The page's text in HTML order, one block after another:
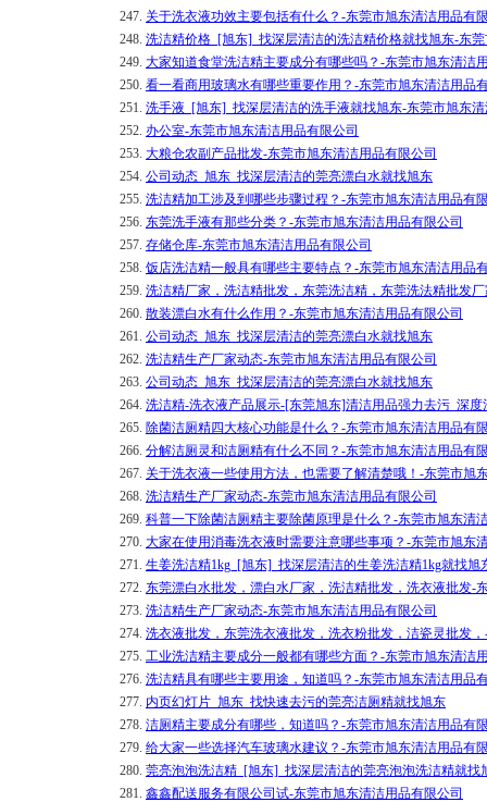
247. 关于洗衣液功效主要包括有什么？-东莞市旭东清洁用品有
248. 洗洁精价格_[旭东]_找深层清洁的洗洁精价格就找旭东-东
249. 大家知道食堂洗洁精主要成分有哪些吗？-东莞市旭东清洁
250. 看一看商用玻璃水有哪些重要作用？-东莞市旭东清洁用品
251. 洗手液_[旭东]_找深层清洁的洗手液就找旭东-东莞市旭东
252. 办公室-东莞市旭东清洁用品有限公司
253. 大粮仓农副产品批发-东莞市旭东清洁用品有限公司
254. 公司动态_旭东_找深层清洁的莞亮漂白水就找旭东
255. 洗洁精加工涉及到哪些步骤过程？-东莞市旭东清洁用品有
256. 东莞洗手液有那些分类？-东莞市旭东清洁用品有限公司
257. 存储仓库-东莞市旭东清洁用品有限公司
258. 饭店洗洁精一般具有哪些主要特点？-东莞市旭东清洁用品
259. 洗洁精厂家，洗洁精批发，东莞洗洁精，东莞洗法精批发
260. 散装漂白水有什么作用？-东莞市旭东清洁用品有限公司
261. 公司动态_旭东_找深层清洁的莞亮漂白水就找旭东
262. 洗洁精生产厂家动态-东莞市旭东清洁用品有限公司
263. 公司动态_旭东_找深层清洁的莞亮漂白水就找旭东
264. 洗洁精-洗衣液产品展示-[东莞旭东]清洁用品强力去污_深度
265. 除菌洁厕精四大核心功能是什么？-东莞市旭东清洁用品有
266. 分解洁厕灵和洁厕精有什么不同？-东莞市旭东清洁用品有
267. 关于洗衣液一些使用方法，也需要了解清楚哦！-东莞市旭
268. 洗洁精生产厂家动态-东莞市旭东清洁用品有限公司
269. 科普一下除菌洁厕精主要除菌原理是什么？-东莞市旭东清
270. 大家在使用消毒洗衣液时需要注意哪些事项？-东莞市旭东
271. 生姜洗洁精1kg_[旭东]_找深层清洁的生姜洗洁精1kg就找
272. 东莞漂白水批发，漂白水厂家，洗洁精批发，洗衣液批发-
273. 洗洁精生产厂家动态-东莞市旭东清洁用品有限公司
274. 洗衣液批发，东莞洗衣液批发，洗衣粉批发，洁瓷灵批发
275. 工业洗洁精主要成分一般都有哪些方面？-东莞市旭东清洁
276. 洗洁精具有哪些主要用途，知道吗？-东莞市旭东清洁用品
277. 内页幻灯片_旭东_找快速去污的莞亮洁厕精就找旭东
278. 洁厕精主要成分有哪些，知道吗？-东莞市旭东清洁用品有
279. 给大家一些选择汽车玻璃水建议？-东莞市旭东清洁用品有
280. 莞亮泡泡洗洁精_[旭东]_找深层清洁的莞亮泡泡洗洁精就
281. 鑫鑫配送服务有限公司试-东莞市旭东清洁用品有限公司